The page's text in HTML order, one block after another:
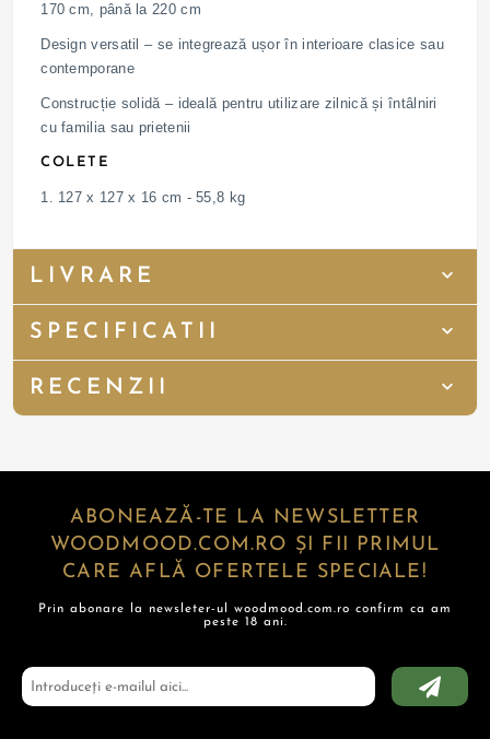
170 cm, până la 220 cm
Design versatil – se integrează ușor în interioare clasice sau
contemporane
Construcție solidă – ideală pentru utilizare zilnică și întâlniri
cu familia sau prietenii
COLETE
1. 127 x 127 x 16 cm - 55,8 kg
LIVRARE
SPECIFICATII
RECENZII
ABONEAZĂ-TE LA NEWSLETTER
WOODMOOD.COM.RO ȘI FII PRIMUL
CARE AFLĂ OFERTELE SPECIALE!
Prin abonare la newsleter-ul woodmood.com.ro confirm ca am
peste 18 ani.